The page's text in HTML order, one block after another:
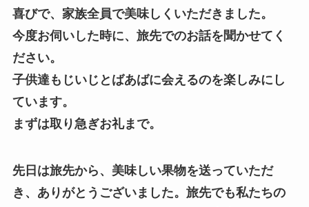
喜びで、家族全員で美味しくいただきました。
今度お伺いした時に、旅先でのお話を聞かせてく
ださい。
子供達もじいじとばあばに会えるのを楽しみにし
ています。
まずは取り急ぎお礼まで。
先日は旅先から、美味しい果物を送っていただ
き、ありがとうございました。 旅先でも私たちの